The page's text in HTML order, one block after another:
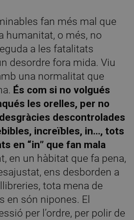
fan més mal que
humanitat, o més, no
a les fatalitats
desordre fora mida. Viu
una normalitat que
És com si no volgués
les orelles, per no
descontrolades
increïbles, in..., tots
en “in” que fan mala
en un hàbitat que fa pena,
ens desborden a
tota mena de
en són nipones. El
per l’ordre, per polir de